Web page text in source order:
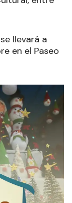
llevará a
en el Paseo